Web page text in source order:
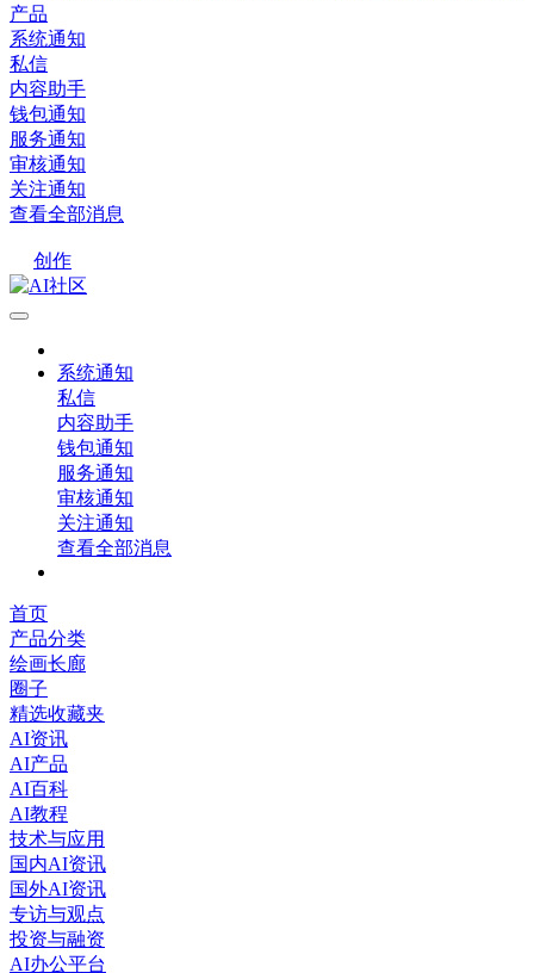
产品
系统通知
私信
内容助手
钱包通知
服务通知
审核通知
关注通知
查看全部消息
创作
系统通知
私信
内容助手
钱包通知
服务通知
审核通知
关注通知
查看全部消息
首页
产品分类
绘画长廊
圈子
精选收藏夹
AI资讯
AI产品
AI百科
AI教程
技术与应用
国内AI资讯
国外AI资讯
专访与观点
投资与融资
AI办公平台